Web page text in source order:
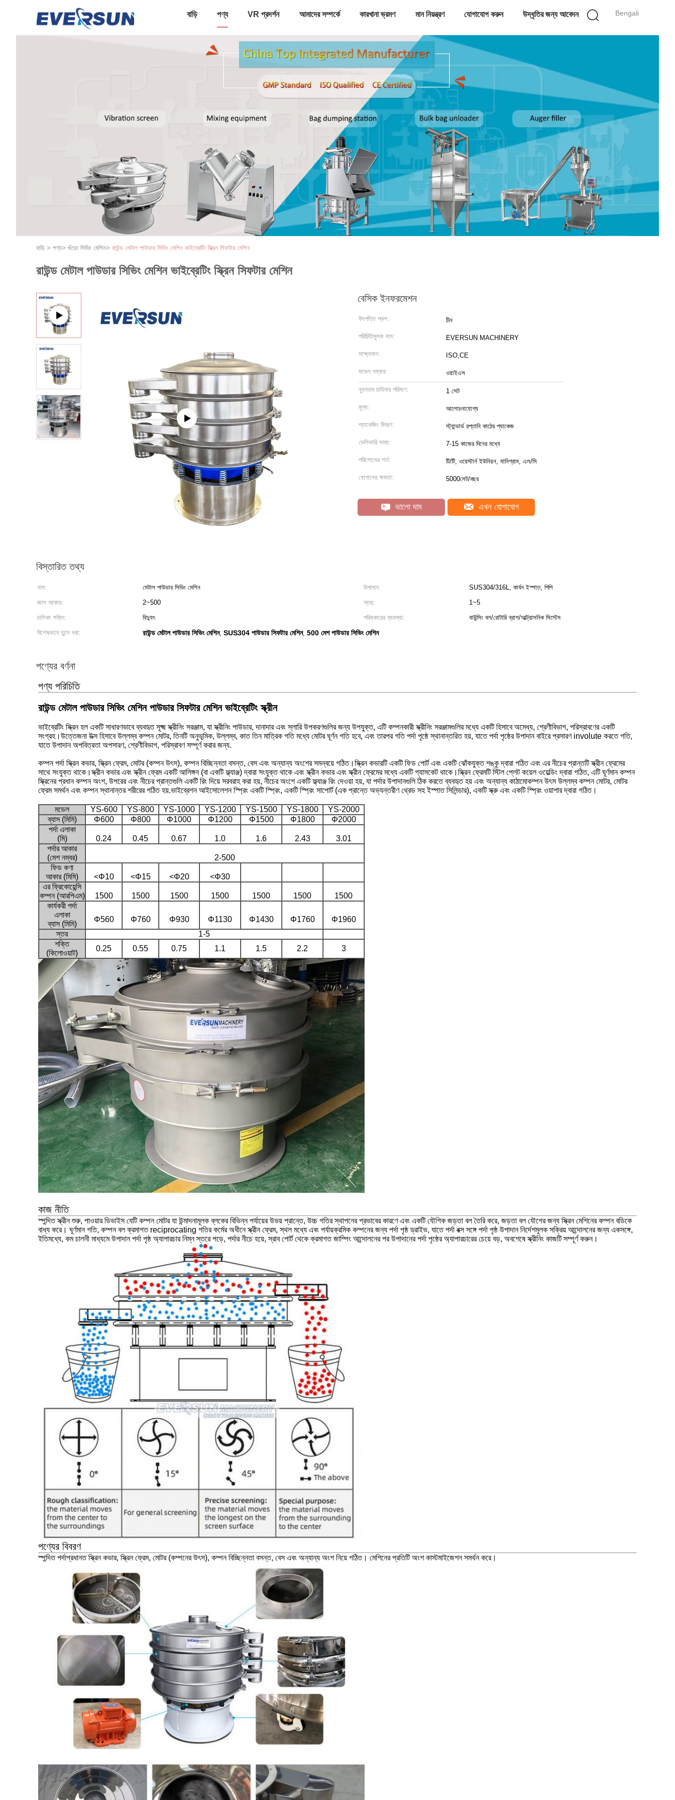
Bengali
বাড়ি পণ্য VR প্রদর্শন আমাদের সম্পর্কে কারখানা ভ্রমণ মান নিয়ন্ত্রণ যোগাযোগ করুন উদ্ধৃতির জন্য আবেদন
বাড়ি > পণ্য> গুঁড়ো সিভিং মেশিন> রাউন্ড মেটাল পাউডার সিভিং মেশিন ভাইব্রেটিং স্ক্রিন সিফটার মেশিন
রাউন্ড মেটাল পাউডার সিভিং মেশিন ভাইব্রেটিং স্ক্রিন সিফটার মেশিন
বেসিক ইনফরমেশন
উৎপত্তি স্থল: চীন
পরিচিতিমুলক নাম: EVERSUN MACHINERY
সাক্ষ্যদান: ISO,CE
মডেল নম্বার: ওয়াইএস
ন্যূনতম চাহিদার পরিমাণ: 1 সেট
মূল্য: আলোচনাযোগ্য
প্যাকেজিং বিবরণ: স্ট্যান্ডার্ড রপ্তানি কাঠের প্যাকেজ
ডেলিভারি সময়: 7-15 কাজের দিনের মধ্যে
পরিশোধের শর্ত: টি/টি, ওয়েস্টার্ন ইউনিয়ন, মানিগ্রাম, এল/সি
যোগানের ক্ষমতা: 5000সেট/বছর
ভালো দাম এখন যোগাযোগ
বিস্তারিত তথ্য
নাম: মেটাল পাউডার সিভিং মেশিন উপাদান:
SUS304/316L, কার্বন ইস্পাত, পিপি
জাল আকার:
2~500 স্তর:
1~5
চালিকা শক্তি:
বিদ্যুৎ পরিষ্কারের ব্যবস্থা:
বাউন্সিং বল/রোটারি ব্রাশ/আল্ট্রাসনিক সিস্টেম
বিশেষভাবে তুলে ধরা:
রাউন্ড মেটাল পাউডার সিভিং মেশিন, SUS304 পাউডার সিফটার মেশিন, 500 মেশ পাউডার সিভিং মেশিন
পণ্যের বর্ণনা
পণ্য পরিচিতি
রাউন্ড মেটাল পাউডার সিভিং মেশিন পাউডার সিফটার মেশিন ভাইব্রেটিং স্ক্রীন
ভাইব্রেটিং স্ক্রিন হল একটি সাধারণভাবে ব্যবহৃত সূক্ষ্ম স্ক্রীনিং সরঞ্জাম, যা স্ক্রীনিং পাউডার, দানাদার এবং স্লারি উপকরণগুলির জন্য উপযুক্ত, এটি কম্পনকারী স্ক্রীনিং সরঞ্জামগুলির মধ্যে একটি হিসাবে অমেধ্য, শ্রেণীবিভাগ, পরিস্রাবণের একটি
সংগ্রহ।উত্তেজনা উত্স হিসাবে উল্লম্ব কম্পন মোটর, তিনটি অনুভূমিক, উল্লম্ব, কাত তিন মাত্রিক গতি মধ্যে মোটর ঘূর্ণন গতি হবে, এবং তারপর গতি পর্দা পৃষ্ঠে স্থানান্তরিত হয়, যাতে পর্দা পৃষ্ঠের উপাদান বাইরে প্রসারণ involute করতে গতি,
যাতে উপাদান অপবিত্রতা অপসারণ, শ্রেণীবিভাগ, পরিস্রাবণ সম্পূর্ণ করার জন্য.
কম্পন পর্দা স্ক্রিন কভার, স্ক্রিন ফ্রেম, মোটর (কম্পন উৎস), কম্পন বিচ্ছিন্নতা বসন্ত, বেস এবং অন্যান্য অংশের সমন্বয়ে গঠিত।স্ক্রিন কভারটি একটি ফিড পোর্ট এবং একটি ঝোঁকযুক্ত শঙ্কু দ্বারা গঠিত এবং এর নীচের প্রান্তটি স্ক্রীন ফ্রেমের
সাথে সংযুক্ত থাকে।স্ক্রীন কভার এবং স্ক্রীন ফ্রেম একটি আলিঙ্গন (বা একটি ফ্ল্যাঞ্জ) দ্বারা সংযুক্ত থাকে এবং স্ক্রীন কভার এবং স্ক্রীন ফ্রেমের মধ্যে একটি গ্যাসকেট থাকে।স্ক্রিন ফ্রেমটি স্টিল প্লেট কয়েল ওয়েল্ডিং দ্বারা গঠিত, এটি ঘূর্ণমান কম্পন
স্ক্রিনের প্রধান কম্পন অংশ, উপরের এবং নীচের প্রান্তগুলি একটি রিং দিয়ে সরবরাহ করা হয়, নীচের অংশে একটি ফ্ল্যাঞ্জ রিং দেওয়া হয়, যা পর্দার উপাদানগুলি ঠিক করতে ব্যবহৃত হয় এবং অন্যান্য কাঠামোকম্পন উৎস উল্লম্ব কম্পন মোটর, মোটর
ফ্রেম সমর্থন এবং কম্পন স্থানান্তর শরীরের গঠিত হয়.ভাইব্রেশন আইসোলেশন স্প্রিং একটি স্প্রিং, একটি স্প্রিং সাপোর্ট (এক প্রান্তে অভ্যন্তরীণ থ্রেড সহ ইস্পাত সিলিন্ডার), একটি স্ক্রু এবং একটি স্প্রিং ওয়াশার দ্বারা গঠিত।
মডেল YS-600 YS-800 YS-1000 YS-1200 YS-1500 YS-1800
YS-2000
ব্যাস (মিমি)
Φ600 Φ800 Φ1000 Φ1200 Φ1500 Φ1800
Φ2000
পর্দা এলাকা
(মি)
0.24 0.45 0.67 1.0 1.6 2.43
3.01
পর্দার আকার
(মেশ নম্বর)
2-500
ফিড কণা
আকার (মিমি)
<Φ10 <Φ15 <Φ20
<Φ30
এর ফ্রিকোয়েন্সি
কম্পন (আরপিএম)
1500 1500 1500 1500 1500 1500
1500
কার্যকরী পর্দা
এলাকা
ব্যাস (মিমি)
Φ560 Φ760 Φ930 Φ1130 Φ1430 Φ1760
Φ1960
স্তর
1-5
শক্তি
(কিলোওয়াট)
0.25 0.55 0.75 1.1 1.5 2.2 3
কাজ নীতি
স্পন্দিত স্ক্রীন শুরু, পাওয়ার ডিভাইস যেটি কম্পন মোটর যা উন্মাদনামূলক ব্লকের বিভিন্ন পর্যায়ের উভয় প্রান্তে, উচ্চ গতির স্থাপনের প্রভাবের কারণে এবং একটি যৌগিক জড়তা বল তৈরি করে, জড়তা বল যৌগের জন্য স্ক্রিন মেশিনের কম্পন বডিকে
বাধ্য করে। ঘূর্ণমান গতি, কম্পন বল ক্রমাগত reciprocating গতির কর্মের অধীনে স্ক্রীন ফ্রেম, স্থল মধ্যে এবং পর্যায়ক্রমিক কম্পনের জন্য পর্দা পৃষ্ঠ ড্রাইভ, যাতে পর্দা বক্স সঙ্গে পর্দা পৃষ্ঠ উপাদান নির্দেশমূলক সক্রিয় আন্দোলনের জন্য একসঙ্গে,
ইতিমধ্যে, কম চালনী মাধ্যমে উপাদান পর্দা পৃষ্ঠ অ্যাপারচার নিম্ন স্তরে পড়ে, পর্দার নীচে হয়ে, স্রাব পোর্ট থেকে ক্রমাগত জাম্পিং আন্দোলনের পর উপাদানের পর্দা পৃষ্ঠের অ্যাপারচারের চেয়ে বড়, অবশেষে স্ক্রীনিং কাজটি সম্পূর্ণ করুন।
পণ্যের বিবরণ
স্পন্দিত পর্দাপ্রধানত স্ক্রিন কভার, স্ক্রিন ফ্রেম, মোটর (কম্পনের উৎস), কম্পন বিচ্ছিন্নতা বসন্ত, বেস এবং অন্যান্য অংশ নিয়ে গঠিত। মেশিনের প্রতিটি অংশ কাস্টমাইজেশন সমর্থন করে।